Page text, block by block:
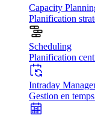
Capacity
Planification
Scheduling
Planification
Intraday
Gestion en